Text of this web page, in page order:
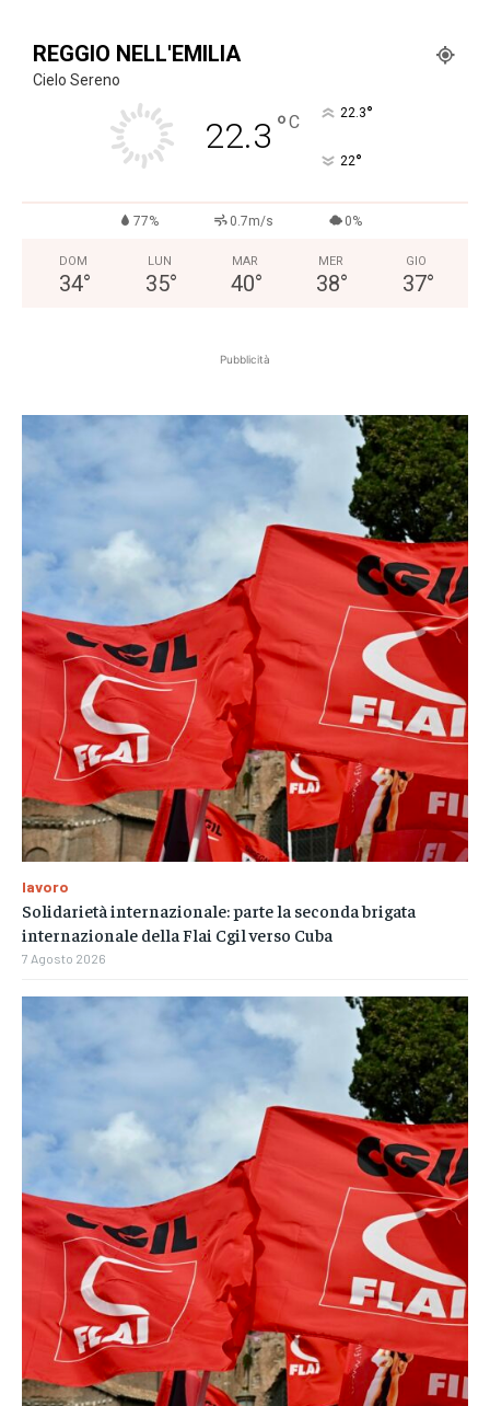
REGGIO NELL'EMILIA
Cielo Sereno
22.3 °C 22.3°
22°
77% 0.7m/s 0%
DOM
34°
LUN
35°
MAR
40°
MER
38°
GIO
37°
Pubblicità
lavoro
Solidarietà internazionale: parte la seconda brigata
internazionale della Flai Cgil verso Cuba
7 Agosto 2026